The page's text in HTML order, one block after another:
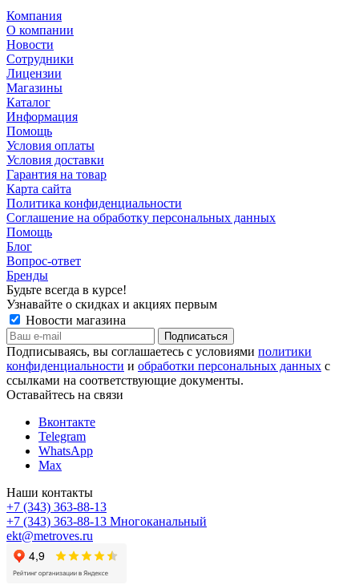
Компания
О компании
Новости
Сотрудники
Лицензии
Магазины
Каталог
Информация
Помощь
Условия оплаты
Условия доставки
Гарантия на товар
Карта сайта
Политика конфиденциальности
Соглашение на обработку персональных данных
Помощь
Блог
Вопрос-ответ
Бренды
Будьте всегда в курсе!
Узнавайте о скидках и акциях первым
Новости магазина
Подписываясь, вы соглашаетесь с условиями политики
конфиденциальности и обработки персональных данных с
ссылками на соответствующие документы.
Оставайтесь на связи
Вконтакте
Telegram
WhatsApp
Max
Наши контакты
+7 (343) 363-88-13
+7 (343) 363-88-13 Многоканальный
ekt@metroves.ru